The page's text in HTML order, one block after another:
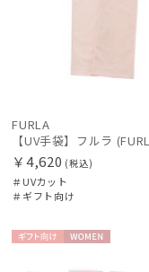
FURLA
￥4,620 (税込)
＃UVカット
＃ギフト向け